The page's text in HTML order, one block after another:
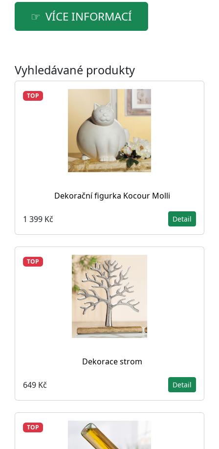
VÍCE INFORMACÍ
Vyhledávané produkty
TOP
Dekorační figurka Kocour Molli
1 399 Kč Detail
TOP
Dekorace strom
649 Kč Detail
TOP